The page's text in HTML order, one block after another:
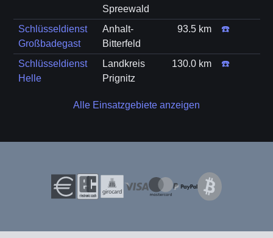
Spreewald
Schlüsseldienst
Großbadegast
Anhalt-
Bitterfeld
93.5 km ☎️
Schlüsseldienst
Helle
Landkreis
Prignitz
130.0 km ☎️
Alle Einsatzgebiete anzeigen